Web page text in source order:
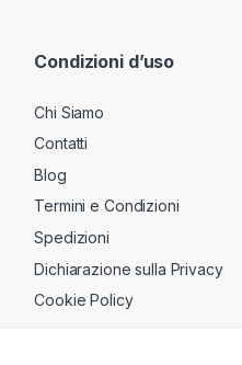
Condizioni d’uso
Chi Siamo
Contatti
Blog
Termini e Condizioni
Spedizioni
Dichiarazione sulla Privacy
Cookie Policy